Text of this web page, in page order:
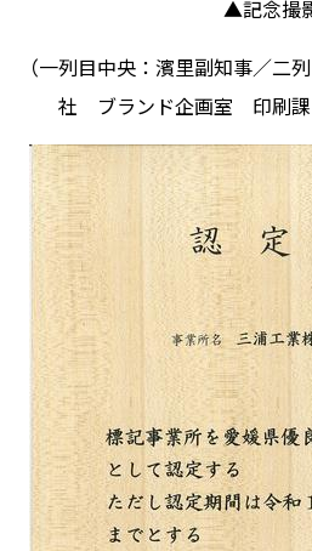
▲記念撮
（一列目中央：濱里副知事／二
社 ブランド企画室 印刷